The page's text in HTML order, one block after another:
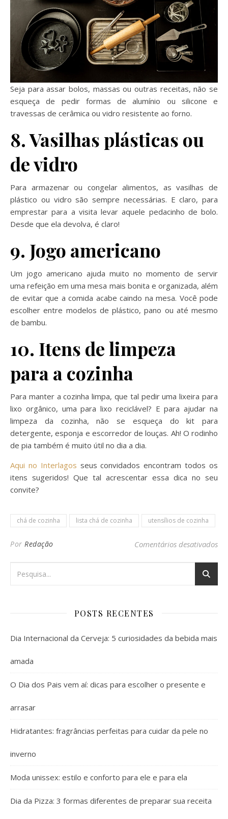
Seja para assar bolos, massas ou outras receitas, não se
esqueça de pedir formas de alumínio ou silicone e
travessas de cerâmica ou vidro resistente ao forno.
8. Vasilhas plásticas ou
de vidro
Para armazenar ou congelar alimentos, as vasilhas de
plástico ou vidro são sempre necessárias. E claro, para
emprestar para a visita levar aquele pedacinho de bolo.
Desde que ela devolva, é claro!
9. Jogo americano
Um jogo americano ajuda muito no momento de servir
uma refeição em uma mesa mais bonita e organizada, além
de evitar que a comida acabe caindo na mesa. Você pode
escolher entre modelos de plástico, pano ou até mesmo
de bambu.
10. Itens de limpeza
para a cozinha
Para manter a cozinha limpa, que tal pedir uma lixeira para
lixo orgânico, uma para lixo reciclável? E para ajudar na
limpeza da cozinha, não se esqueça do kit para
detergente, esponja e escorredor de louças. Ah! O rodinho
de pia também é muito útil no dia a dia.
Aqui no Interlagos seus convidados encontram todos os
itens sugeridos! Que tal acrescentar essa dica no seu
convite?
chá de cozinha lista chá de cozinha utensílios de cozinha
Por Redação Comentários desativados
POSTS RECENTES
Dia Internacional da Cerveja: 5 curiosidades da bebida mais
amada
O Dia dos Pais vem aí: dicas para escolher o presente e
arrasar
Hidratantes: fragrâncias perfeitas para cuidar da pele no
inverno
Moda unissex: estilo e conforto para ele e para ela
Dia da Pizza: 3 formas diferentes de preparar sua receita